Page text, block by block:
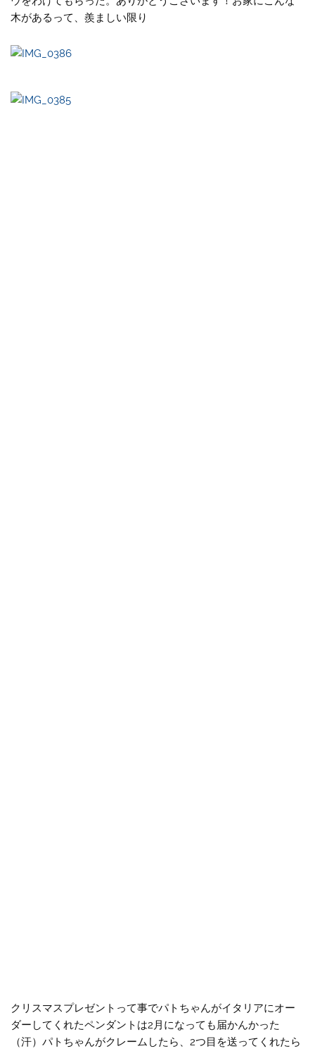
木があるって、羨ましい限り
クリスマスプレゼントって事でパトちゃんがイタリアにオー
ダーしてくれたペンダントは2月になっても届かんかった
（汗）パトちゃんがクレームしたら、2つ目を送ってくれたら